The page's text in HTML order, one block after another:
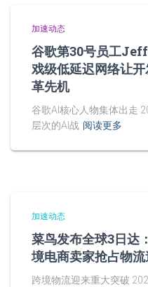
加速动态
谷歌第30号员工
戏级低延迟网络让
革先机
谷歌AI核心人物集体出走
层次的AI战 阅读更多
加速动态
菜鸟发布全球3日达
境电商卖家抢占物
跨境物流迎来重大突破